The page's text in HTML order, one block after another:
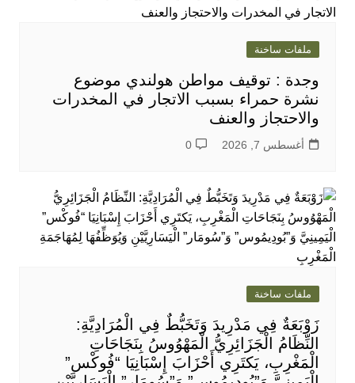
ملفات ساخنة
وجدة : توقيف مواطن هولندي موضوع
نشرة حمراء بسبب الاتجار في المخدرات
والاحتجاز والعنف
أغسطس 7, 2026 0
ملفات ساخنة
زَوْبَعَةٌ فِي مَدْرِيدَ وَتَخَبُّطٌ فِي الْمُرَادِيَّةِ:
النِّظَامُ الْجَزَائِرِيُّ الْمَهْوُوسُ بِنَجَاحَاتِ
الْمَغْرِبِ، يَكتَرِي أَحْزَابَ إِسْبَانِيَا “فُوكْس”